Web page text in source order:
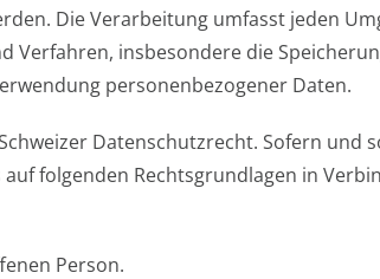
Die Verarbeitung umfasst jeden
insbesondere die
personenbezogener Daten.
Datenschutzrecht. Sofern und
folgenden Rechtsgrundlagen in
Person.